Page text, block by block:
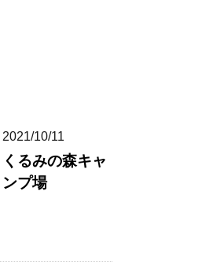
2021/10/11
くるみの森キャ
ンプ場